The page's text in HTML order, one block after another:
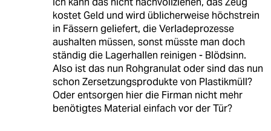
kostet Geld und wird üblicherweise höchstrein
in Fässern geliefert, die Verladeprozesse
aushalten müssen, sonst müsste man doch
ständig die Lagerhallen reinigen - Blödsinn.
Also ist das nun Rohgranulat oder sind das nun
schon Zersetzungsprodukte von Plastikmüll?
Oder entsorgen hier die Firman nicht mehr
benötigtes Material einfach vor der Tür?